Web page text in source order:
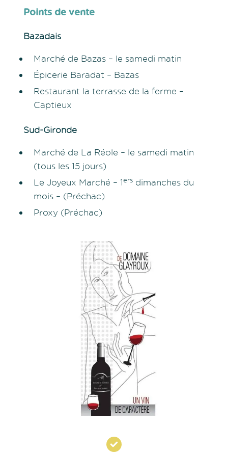
Points de vente
Bazadais
Marché de Bazas – le samedi matin
Épicerie Baradat – Bazas
Restaurant la terrasse de la ferme –
Captieux
Sud-Gironde
Marché de La Réole – le samedi matin
(tous les 15 jours)
Le Joyeux Marché – 1ers dimanches du
mois – (Préchac)
Proxy (Préchac)